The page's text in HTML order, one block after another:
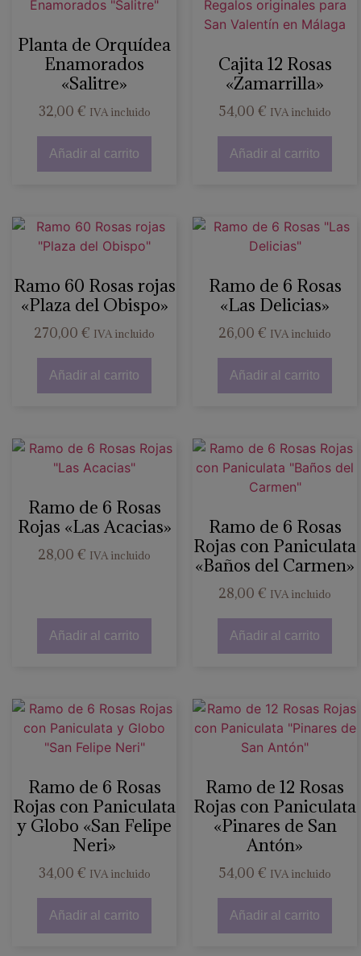
Planta de Orquídea
Enamorados
«Salitre»
32,00 € IVA incluido
Añadir al carrito
Cajita 12 Rosas
«Zamarrilla»
54,00 € IVA incluido
Añadir al carrito
Ramo 60 Rosas rojas
«Plaza del Obispo»
270,00 € IVA incluido
Añadir al carrito
Ramo de 6 Rosas
«Las Delicias»
26,00 € IVA incluido
Añadir al carrito
Ramo de 6 Rosas
Rojas «Las Acacias»
28,00 € IVA incluido
Añadir al carrito
Ramo de 6 Rosas
Rojas con Paniculata
«Baños del Carmen»
28,00 € IVA incluido
Añadir al carrito
Ramo de 6 Rosas
Rojas con Paniculata
y Globo «San Felipe
Neri»
34,00 € IVA incluido
Añadir al carrito
Ramo de 12 Rosas
Rojas con Paniculata
«Pinares de San
Antón»
54,00 € IVA incluido
Añadir al carrito